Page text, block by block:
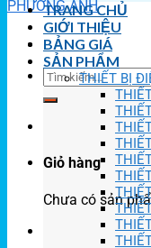
Giỏ hàng
Chưa có sản
TRANG CHỦ
GIỚI THIỆU
BẢNG GIÁ
SẢN PHẨM
THIẾT BỊ